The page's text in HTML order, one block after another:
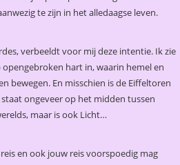
te zijn in het alledaagse leven.
verbeeldt voor mij deze intentie. Ik zie
hart in, waarin hemel en
bewegen. En misschien is de Eiffeltoren
ongeveer op het midden tussen
maar is ook Licht…
en ook jouw reis voorspoedig mag